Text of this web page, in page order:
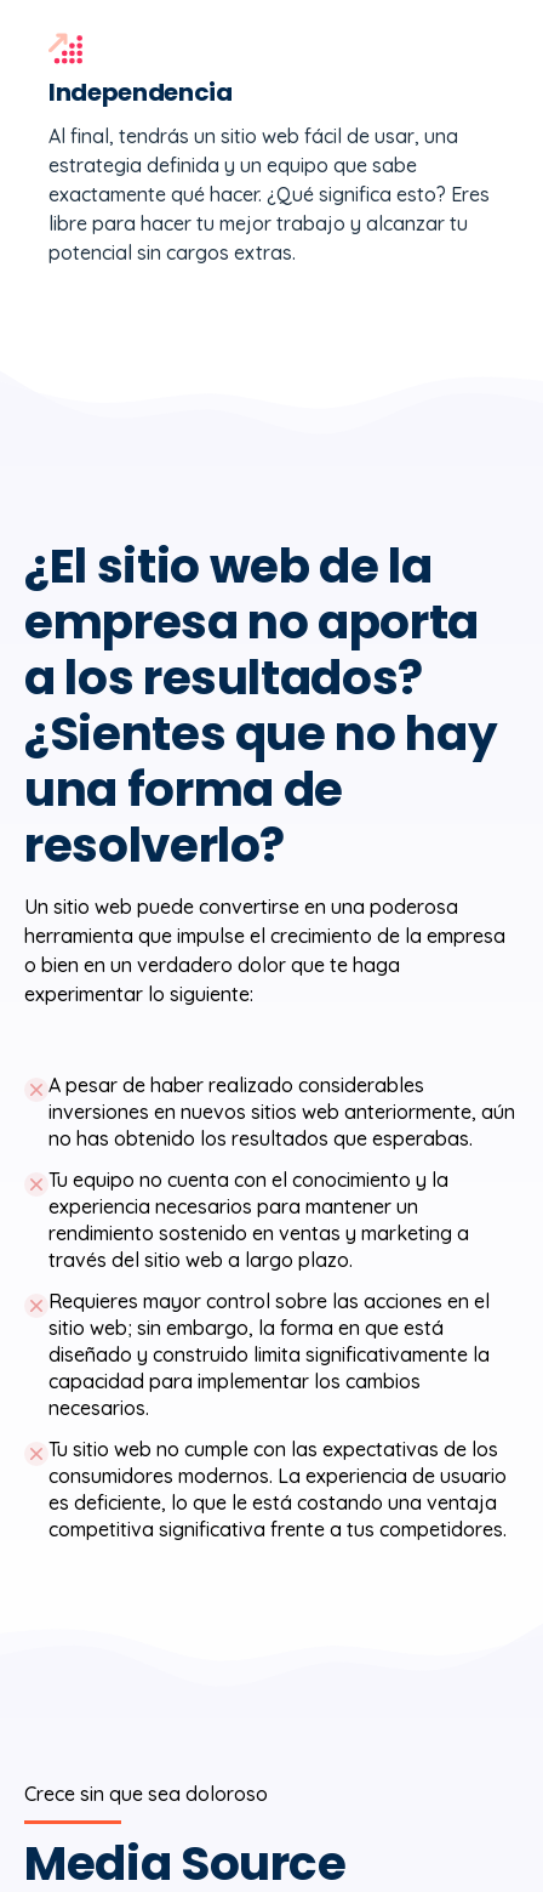
Independencia
Al final, tendrás un sitio web fácil de usar, una
estrategia definida y un equipo que sabe
exactamente qué hacer. ¿Qué significa esto? Eres
libre para hacer tu mejor trabajo y alcanzar tu
potencial sin cargos extras.
¿El sitio web de la
empresa no aporta
a los resultados?
¿Sientes que no hay
una forma de
resolverlo?
Un sitio web puede convertirse en una poderosa
herramienta que impulse el crecimiento de la empresa
o bien en un verdadero dolor que te haga
experimentar lo siguiente:
A pesar de haber realizado considerables
inversiones en nuevos sitios web anteriormente, aún
no has obtenido los resultados que esperabas.
Tu equipo no cuenta con el conocimiento y la
experiencia necesarios para mantener un
rendimiento sostenido en ventas y marketing a
través del sitio web a largo plazo.
Requieres mayor control sobre las acciones en el
sitio web; sin embargo, la forma en que está
diseñado y construido limita significativamente la
capacidad para implementar los cambios
necesarios.
Tu sitio web no cumple con las expectativas de los
consumidores modernos. La experiencia de usuario
es deficiente, lo que le está costando una ventaja
competitiva significativa frente a tus competidores.
Crece sin que sea doloroso
Media Source